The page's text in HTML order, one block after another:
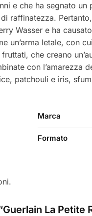
e che ha segnato
raffinatezza.
Wasser e ha
un’arma letale, con
che creano
con l’amarezza
patchouli e iris,
Marca
Formato
La Petite